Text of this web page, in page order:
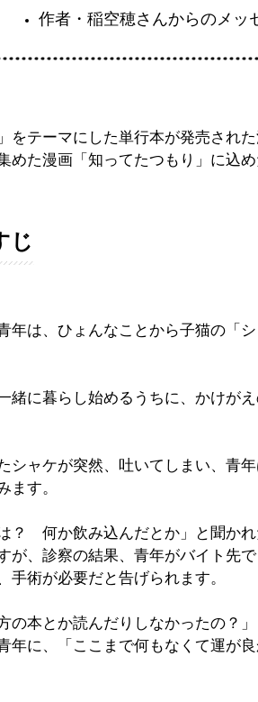
作者・稲空穂さんからのメッ
をテーマにした単行本が発売され
めた漫画「知ってたつもり」に込め
じ
年は、ひょんなことから子猫の「
緒に暮らし始めるうちに、かけが
シャケが突然、吐いてしまい、青年
ます。
？ 何か飲み込んだとか」と聞か
が、診察の結果、青年がバイト先
手術が必要だと告げられます。
の本とか読んだりしなかったの？
年に、「ここまで何もなくて運が